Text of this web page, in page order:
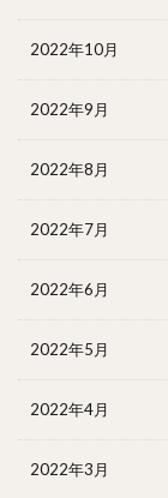
2022年10月
2022年9月
2022年8月
2022年7月
2022年6月
2022年5月
2022年4月
2022年3月